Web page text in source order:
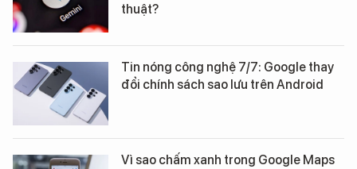
thuật?
Tin nóng công nghệ 7/7: Google thay
đổi chính sách sao lưu trên Android
Vì sao chấm xanh trong Google Maps